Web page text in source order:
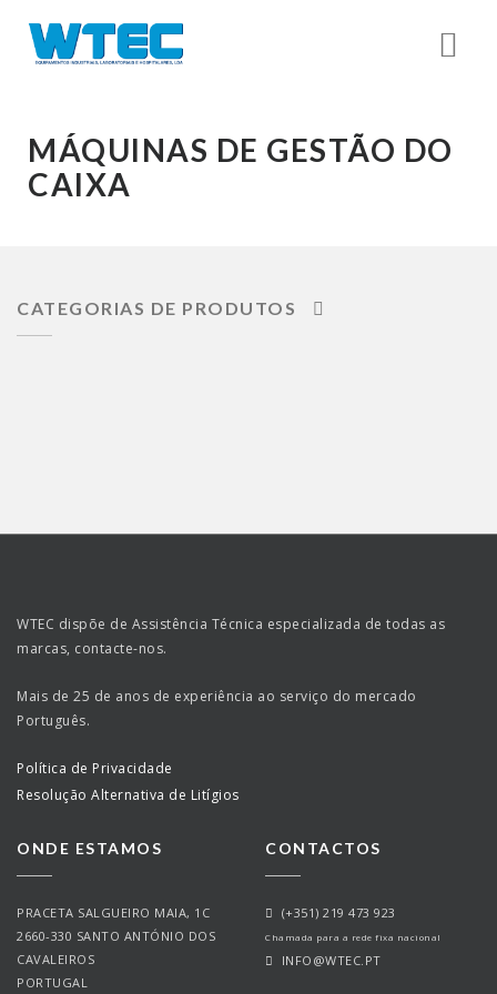
MÁQUINAS DE GESTÃO DO
CAIXA
CATEGORIAS DE PRODUTOS
WTEC dispõe de Assistência Técnica especializada de todas as
marcas, contacte-nos.
Mais de 25 de anos de experiência ao serviço do mercado
Português.
Política de Privacidade
Resolução Alternativa de Litígios
ONDE ESTAMOS
PRACETA SALGUEIRO MAIA, 1C
2660-330 SANTO ANTÓNIO DOS
CAVALEIROS
PORTUGAL
CONTACTOS
(+351) 219 473 923
Chamada para a rede fixa nacional
INFO@WTEC.PT